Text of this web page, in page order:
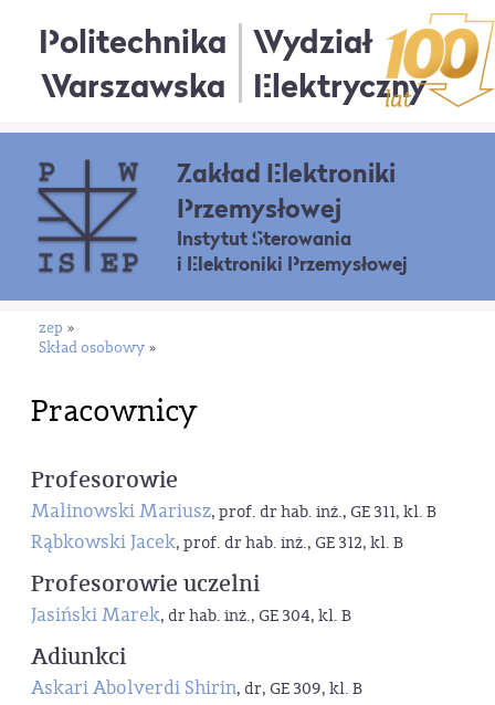
Politechnika
Warszawska
Wydział
Elektryczny
Zakład Elektroniki
Przemysłowej
Instytut Sterowania
i Elektroniki Przemysłowej
zep »
Skład osobowy »
Pracownicy
Profesorowie
Malinowski Mariusz, prof. dr hab. inż., GE 311, kl. B
Rąbkowski Jacek, prof. dr hab. inż., GE 312, kl. B
Profesorowie uczelni
Jasiński Marek, dr hab. inż., GE 304, kl. B
Adiunkci
Askari Abolverdi Shirin, dr, GE 309, kl. B